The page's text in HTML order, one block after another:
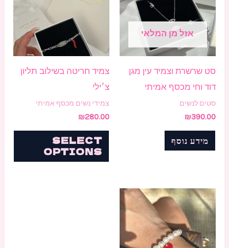
אזל מן המלאי
סט שרשרת וצמיד עין מגן
דוד וחי מכסף אמיתי
סטים לנשים
₪390.00
מידע נוסף
צמיד חריטה בשילוב תליון
צ׳ילי
צמידי נשים מכסף אמיתי
₪280.00
SELECT
OPTIONS